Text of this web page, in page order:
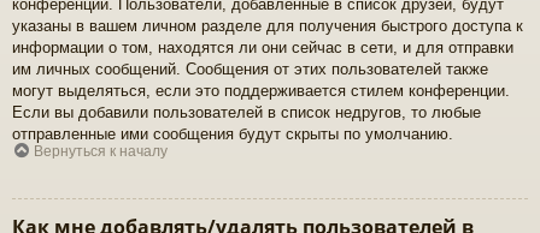
конференции. Пользователи, добавленные в список друзей, будут
указаны в вашем личном разделе для получения быстрого доступа к
информации о том, находятся ли они сейчас в сети, и для отправки
им личных сообщений. Сообщения от этих пользователей также
могут выделяться, если это поддерживается стилем конференции.
Если вы добавили пользователей в список недругов, то любые
отправленные ими сообщения будут скрыты по умолчанию.
Вернуться к началу
Как мне добавлять/удалять пользователей в